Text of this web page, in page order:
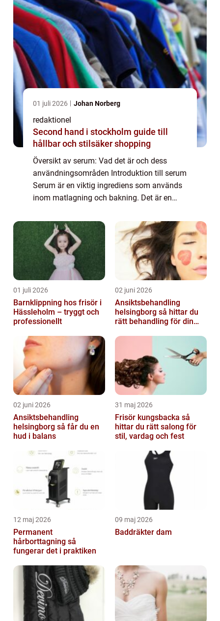
01 juli 2026 Johan Norberg
redaktionel
Second hand i stockholm guide till
hållbar och stilsäker shopping
Översikt av serum: Vad det är och dess
användningsområden Introduktion till serum
Serum är en viktig ingrediens som används
inom matlagning och bakning. Det är en
koaguleringen av mjölk vid tillverkningen av
os...
01 juli 2026
Barnklippning hos frisör i
Hässleholm – tryggt och
professionellt
02 juni 2026
Ansiktsbehandling
helsingborg så hittar du
rätt behandling för din
02 juni 2026
Ansiktsbehandling
helsingborg så får du en
hud i balans
31 maj 2026
Frisör kungsbacka så
hittar du rätt salong för
stil, vardag och fest
12 maj 2026
Permanent
hårborttagning så
fungerar det i praktiken
09 maj 2026
Baddräkter dam